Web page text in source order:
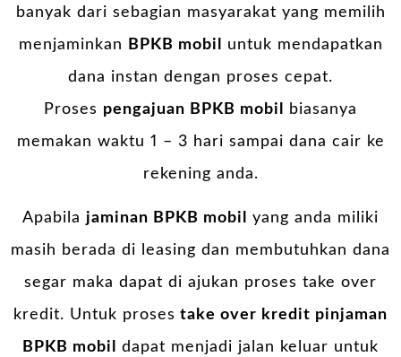
banyak dari sebagian masyarakat yang memilih
menjaminkan
BPKB mobil
untuk mendapatkan
dana instan dengan proses cepat.
Proses pengajuan BPKB mobil
biasanya
memakan waktu 1 – 3 hari sampai dana cair ke
rekening anda.
Apabila jaminan BPKB mobil
yang anda miliki
masih berada di leasing dan membutuhkan dana
segar maka dapat di ajukan proses take over
kredit. Untuk proses take over kredit pinjaman
BPKB mobil
dapat menjadi jalan keluar untuk